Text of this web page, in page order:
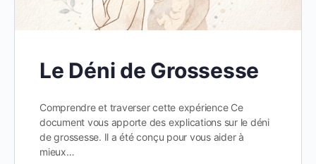
Le Déni de Grossesse
Comprendre et traverser cette expérience Ce
document vous apporte des explications sur le déni
de grossesse. Il a été conçu pour vous aider à
mieux…